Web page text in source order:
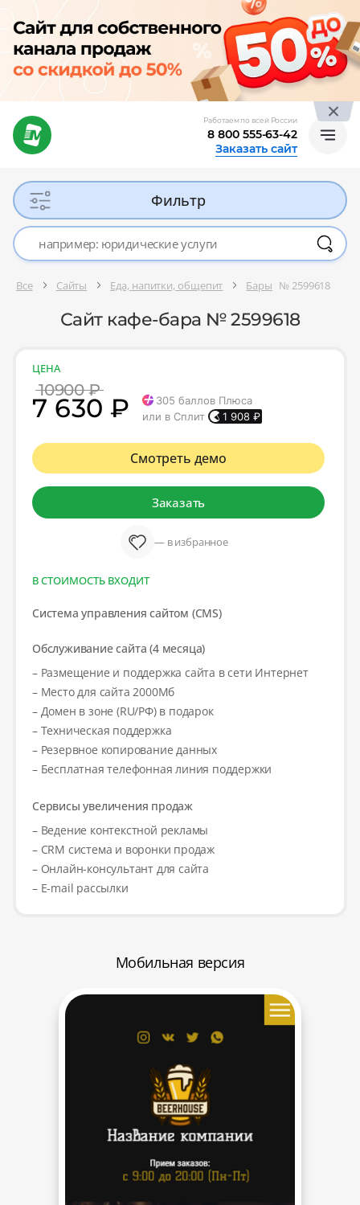
Работаем по всей России
8 800 555-63-42
Заказать сайт
Фильтр
Все Сайты Еда, напитки, общепит Бары № 2599618
Сайт кафе-бара № 2599618
ЦЕНА
10900 ₽
7 630 ₽ 305 баллов Плюса
или в Сплит
1 908 ₽
Смотреть демо
Заказать
— в избранное
В СТОИМОСТЬ ВХОДИТ
Система управления сайтом (CMS)
Обслуживание сайта (4 месяца)
– Размещение и поддержка сайта в сети Интернет
– Место для сайта 2000Мб
– Домен в зоне (RU/РФ) в подарок
– Техническая поддержка
– Резервное копирование данных
– Бесплатная телефонная линия поддержки
Сервисы увеличения продаж
– Ведение контекстной рекламы
– CRM система и воронки продаж
– Онлайн-консультант для сайта
– E-mail рассылки
Мобильная версия